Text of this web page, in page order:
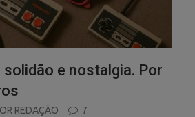
solidão e nostalgia. Por
REDAÇÃO 7